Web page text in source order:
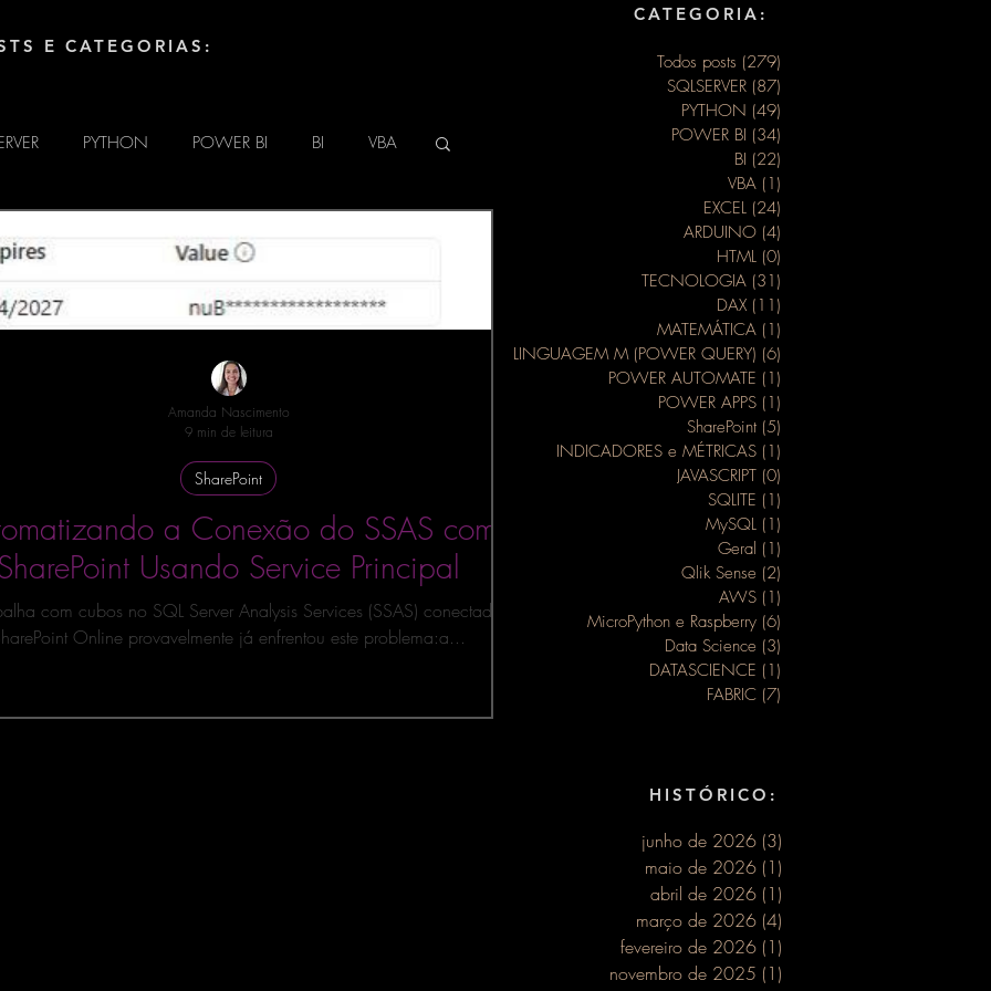
E CATEGORIAS:
PYTHON POWER BI BI VBA
LINGUAGEM M (POWER QUERY)
POWER APPS SharePoint
JAVASCRIPT SQLITE
AWS MicroPython e Raspberry
a Conexão do SSAS com
Usando Service Principal
com cubos no SQL Server Analysis Services (SSAS) conectados ao
Online provavelmente já enfrentou este problema:a...
SharePoint
Amanda Nascimento
9 min de leitura
CATEGORIA:
Todos posts (279)
SQLSERVER (87)
PYTHON (49)
POWER BI (34)
BI (22)
VBA (1)
EXCEL (24)
ARDUINO (4)
HTML (0)
TECNOLOGIA (31)
DAX (11)
MATEMÁTICA (1)
LINGUAGEM M (POWER QUERY) (6)
POWER AUTOMATE (1)
POWER APPS (1)
SharePoint (5)
INDICADORES e MÉTRICAS (1)
JAVASCRIPT (0)
SQLITE (1)
MySQL (1)
Geral (1)
Qlik Sense (2)
AWS (1)
MicroPython e Raspberry (6)
Data Science (3)
DATASCIENCE (1)
FABRIC (7)
HISTÓRICO:
junho de 2026 (3)
maio de 2026 (1)
abril de 2026 (1)
março de 2026 (4)
fevereiro de 2026 (1)
novembro de 2025 (1)